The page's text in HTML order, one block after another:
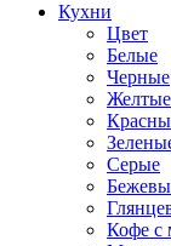
Кухни
Цвет
Белые
Черные
Желтые
Серые
Кофе с